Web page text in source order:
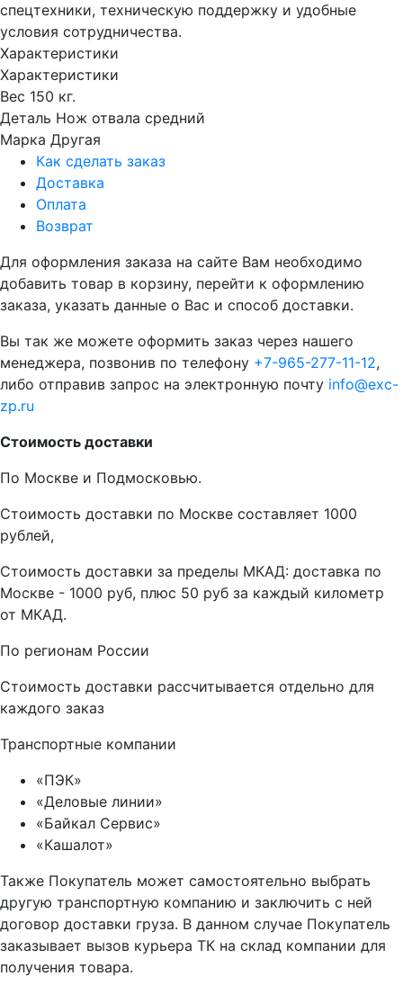
спецтехники, техническую поддержку и удобные
условия сотрудничества.
Характеристики
Характеристики
Вес 150 кг.
Деталь Нож отвала средний
Марка Другая
Как сделать заказ
Доставка
Оплата
Возврат
Для оформления заказа на сайте Вам необходимо
добавить товар в корзину, перейти к оформлению
заказа, указать данные о Вас и способ доставки.
Вы так же можете оформить заказ через нашего
менеджера, позвонив по телефону +7-965-277-11-12,
либо отправив запрос на электронную почту info@exc-
zp.ru
Стоимость доставки
По Москве и Подмосковью.
Стоимость доставки по Москве составляет 1000
рублей,
Стоимость доставки за пределы МКАД: доставка по
Москве - 1000 руб, плюс 50 руб за каждый километр
от МКАД.
По регионам России
Стоимость доставки рассчитывается отдельно для
каждого заказ
Транспортные компании
«ПЭК»
«Деловые линии»
«Байкал Сервис»
«Кашалот»
Также Покупатель может самостоятельно выбрать
другую транспортную компанию и заключить с ней
договор доставки груза. В данном случае Покупатель
заказывает вызов курьера ТК на склад компании для
получения товара.